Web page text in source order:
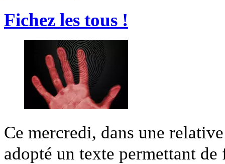
Fichez les tous !
Ce mercredi, dans une
adopté un texte permettant